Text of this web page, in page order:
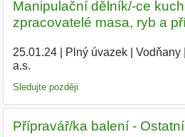
Manipulační dělník/-ce
zpracovatelé masa, ryb a
25.01.24| Plný úvazek| Vodňany|
a.s.
Sledujte později
Přípravář/ka balení -